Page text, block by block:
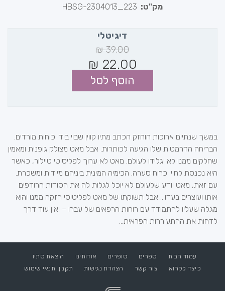
מק"ט:
דיגיטלי
39.00
₪
22.00
₪
הוסף לסל
במשך שנתיים ארוכות הוחזק הכתב מתיו קווין שבוי בידי כוחות מורדים.
הבריחה הדרמטית שלו הגיעה לכותרות. אבל מאט מצולק גופנית ומאמין
שחלקים ממנו לא יגלידו לעולם. מאט לא ערוך לפליסיטי טיילור, כאשר
היא נכנסת לחייו כרוח סערה. הכימיה המינית ביניהם מיידית ומשכרת.
עם זאת, מאט יודע שלעולם לא יוכל לגלות לה את הסודות הרודפים
אותו ועוצרים בעדו... אבל תשוקתו של מאט לפליטיסי חזקה ממנו והוא
מגלה שעליו להתמודד עם רוחות הרפאים של עברו – ואין עוד דרך
לדחות את ההתעוררות הפראית...
עמוד הבית ספרים סופרים אודותינו
הוצאת סתיו
כיצד לקרוא
צור קשר הצהרת נגישות תקנון ותנאי שימוש